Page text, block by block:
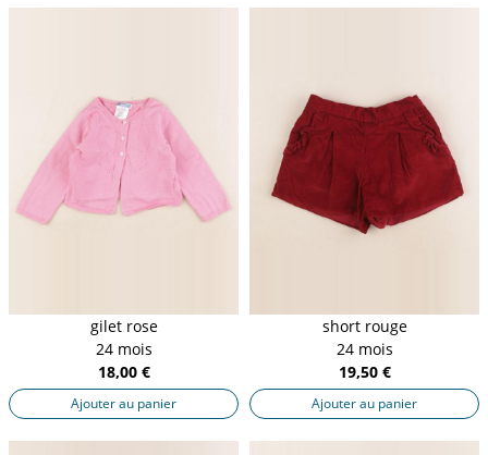
gilet rose
24 mois
18,00 €
Ajouter au panier
short rouge
24 mois
19,50 €
Ajouter au panier